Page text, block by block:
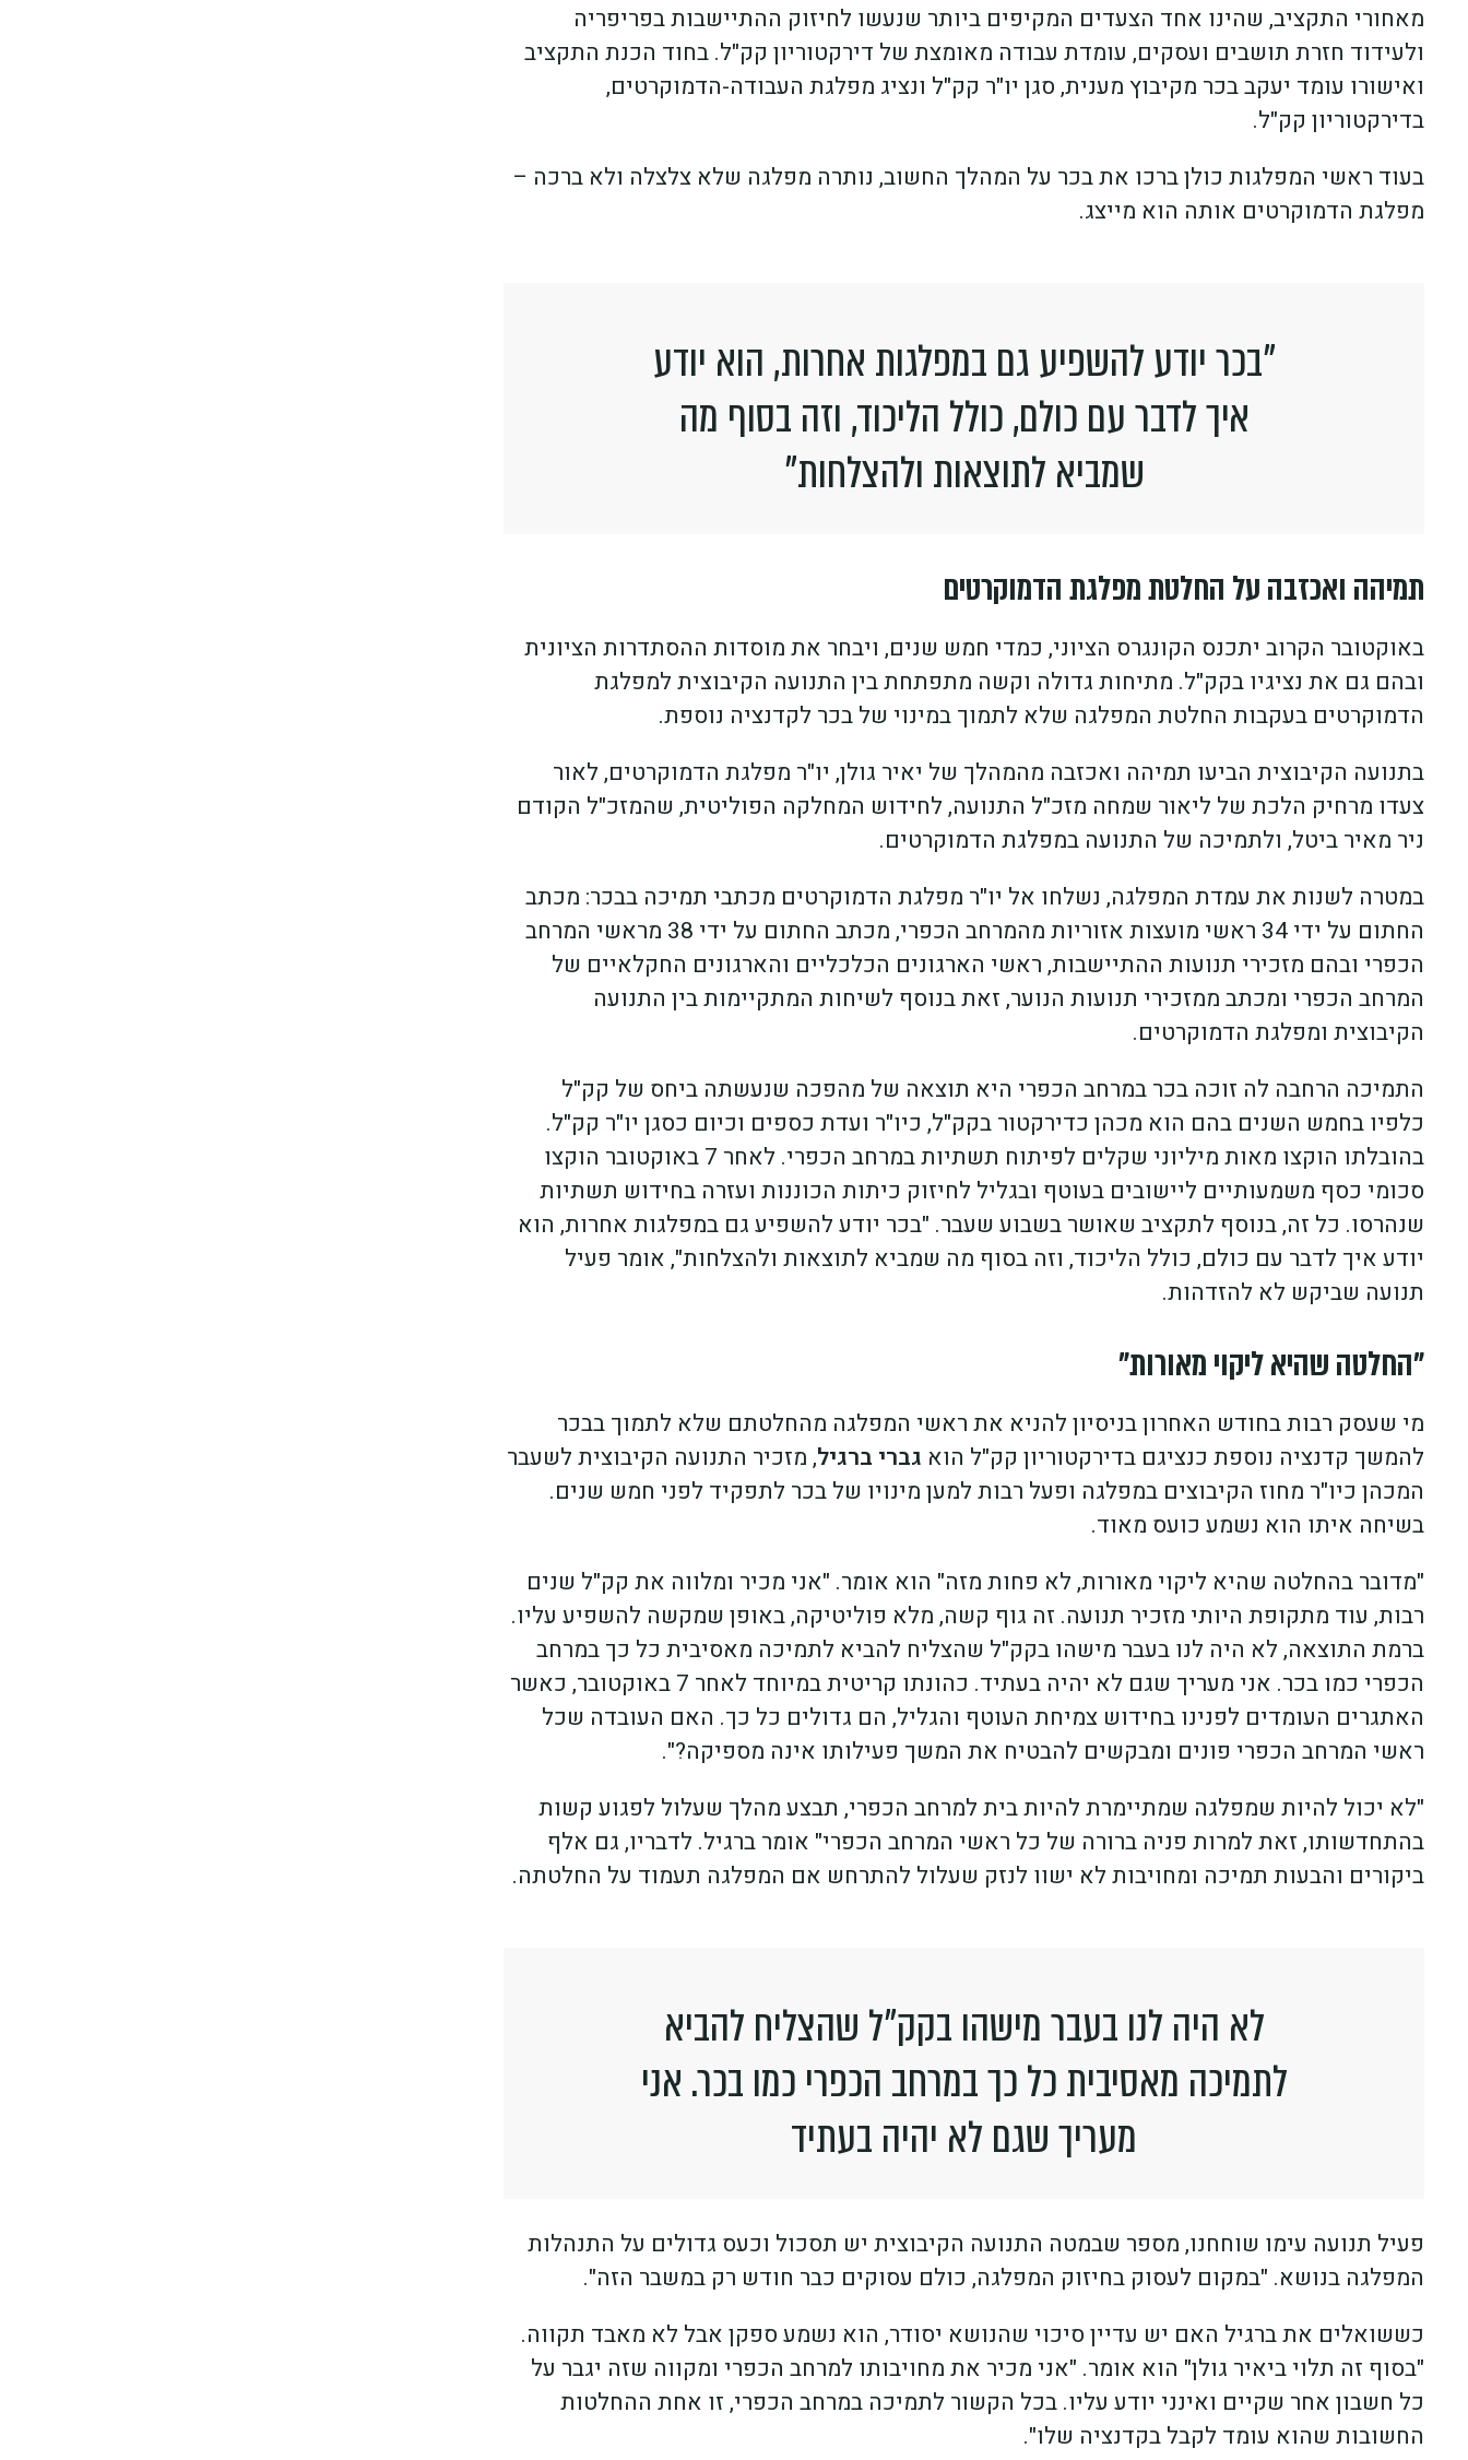
מאחורי התקציב, שהינו אחד הצעדים המקיפים ביותר שנעשו לחיזוק ההתיישבות בפריפריה
ולעידוד חזרת תושבים ועסקים, עומדת עבודה מאומצת של דירקטוריון קק"ל. בחוד הכנת התקציב
ואישורו עומד יעקב בכר מקיבוץ מענית, סגן יו"ר קק"ל ונציג מפלגת העבודה-הדמוקרטים,
בדירקטוריון קק"ל.
בעוד ראשי המפלגות כולן ברכו את בכר על המהלך החשוב, נותרה מפלגה שלא צלצלה ולא ברכה –
מפלגת הדמוקרטים אותה הוא מייצג.
"בכר יודע להשפיע גם במפלגות אחרות, הוא יודע
איך לדבר עם כולם, כולל הליכוד, וזה בסוף מה
שמביא לתוצאות ולהצלחות"
תמיהה ואכזבה על החלטת מפלגת הדמוקרטים
באוקטובר הקרוב יתכנס הקונגרס הציוני, כמדי חמש שנים, ויבחר את מוסדות ההסתדרות הציונית
ובהם גם את נציגיו בקק"ל. מתיחות גדולה וקשה מתפתחת בין התנועה הקיבוצית למפלגת
הדמוקרטים בעקבות החלטת המפלגה שלא לתמוך במינוי של בכר לקדנציה נוספת.
בתנועה הקיבוצית הביעו תמיהה ואכזבה מהמהלך של יאיר גולן, יו"ר מפלגת הדמוקרטים, לאור
צעדו מרחיק הלכת של ליאור שמחה מזכ"ל התנועה, לחידוש המחלקה הפוליטית, שהמזכ"ל הקודם
ניר מאיר ביטל, ולתמיכה של התנועה במפלגת הדמוקרטים.
במטרה לשנות את עמדת המפלגה, נשלחו אל יו"ר מפלגת הדמוקרטים מכתבי תמיכה בבכר: מכתב
החתום על ידי 34 ראשי מועצות אזוריות מהמרחב הכפרי, מכתב החתום על ידי 38 מראשי המרחב
הכפרי ובהם מזכירי תנועות ההתיישבות, ראשי הארגונים הכלכליים והארגונים החקלאיים של
המרחב הכפרי ומכתב ממזכירי תנועות הנוער, זאת בנוסף לשיחות המתקיימות בין התנועה
הקיבוצית ומפלגת הדמוקרטים.
התמיכה הרחבה לה זוכה בכר במרחב הכפרי היא תוצאה של מהפכה שנעשתה ביחס של קק"ל
כלפיו בחמש השנים בהם הוא מכהן כדירקטור בקק"ל, כיו"ר ועדת כספים וכיום כסגן יו"ר קק"ל.
בהובלתו הוקצו מאות מיליוני שקלים לפיתוח תשתיות במרחב הכפרי. לאחר 7 באוקטובר הוקצו
סכומי כסף משמעותיים ליישובים בעוטף ובגליל לחיזוק כיתות הכוננות ועזרה בחידוש תשתיות
שנהרסו. כל זה, בנוסף לתקציב שאושר בשבוע שעבר. "בכר יודע להשפיע גם במפלגות אחרות, הוא
יודע איך לדבר עם כולם, כולל הליכוד, וזה בסוף מה שמביא לתוצאות ולהצלחות", אומר פעיל
תנועה שביקש לא להזדהות.
"החלטה שהיא ליקוי מאורות"
מי שעסק רבות בחודש האחרון בניסיון להניא את ראשי המפלגה מהחלטתם שלא לתמוך בבכר
להמשך קדנציה נוספת כנציגם בדירקטוריון קק"ל הוא גברי ברגיל, מזכיר התנועה הקיבוצית לשעבר
המכהן כיו"ר מחוז הקיבוצים במפלגה ופעל רבות למען מינויו של בכר לתפקיד לפני חמש שנים.
בשיחה איתו הוא נשמע כועס מאוד.
"מדובר בהחלטה שהיא ליקוי מאורות, לא פחות מזה" הוא אומר. "אני מכיר ומלווה את קק"ל שנים
רבות, עוד מתקופת היותי מזכיר תנועה. זה גוף קשה, מלא פוליטיקה, באופן שמקשה להשפיע עליו.
ברמת התוצאה, לא היה לנו בעבר מישהו בקק"ל שהצליח להביא לתמיכה מאסיבית כל כך במרחב
הכפרי כמו בכר. אני מעריך שגם לא יהיה בעתיד. כהונתו קריטית במיוחד לאחר 7 באוקטובר, כאשר
האתגרים העומדים לפנינו בחידוש צמיחת העוטף והגליל, הם גדולים כל כך. האם העובדה שכל
ראשי המרחב הכפרי פונים ומבקשים להבטיח את המשך פעילותו אינה מספיקה?".
"לא יכול להיות שמפלגה שמתיימרת להיות בית למרחב הכפרי, תבצע מהלך שעלול לפגוע קשות
בהתחדשותו, זאת למרות פניה ברורה של כל ראשי המרחב הכפרי" אומר ברגיל. לדבריו, גם אלף
ביקורים והבעות תמיכה ומחויבות לא ישוו לנזק שעלול להתרחש אם המפלגה תעמוד על החלטתה.
לא היה לנו בעבר מישהו בקק"ל שהצליח להביא
לתמיכה מאסיבית כל כך במרחב הכפרי כמו בכר. אני
מעריך שגם לא יהיה בעתיד
פעיל תנועה עימו שוחחנו, מספר שבמטה התנועה הקיבוצית יש תסכול וכעס גדולים על התנהלות
המפלגה בנושא. "במקום לעסוק בחיזוק המפלגה, כולם עסוקים כבר חודש רק במשבר הזה".
כששואלים את ברגיל האם יש עדיין סיכוי שהנושא יסודר, הוא נשמע ספקן אבל לא מאבד תקווה.
"בסוף זה תלוי ביאיר גולן" הוא אומר. "אני מכיר את מחויבותו למרחב הכפרי ומקווה שזה יגבר על
כל חשבון אחר שקיים ואינני יודע עליו. בכל הקשור לתמיכה במרחב הכפרי, זו אחת ההחלטות
החשובות שהוא עומד לקבל בקדנציה שלו".